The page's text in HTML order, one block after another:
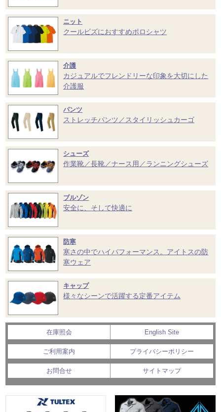
ニット
クールビズにおすすめポロシャツ
介護
カジュアルでフレンドリーな印象を大切にした
介護服
パンツ
ストレッチパンツ／スタイリッシュカーゴ
シューズ
作業靴／長靴／ナース用／ランニングシューズ
ブルゾン
安全に、そして快適に
防寒
寒さの中でハイパフォーマンス。アイトスの防
寒ウェア
キャップ
様々なシーンで活躍する定番アイテム
在庫照会 English Site
ご利用案内 プライバシーポリシー
お問合せ サイトマップ